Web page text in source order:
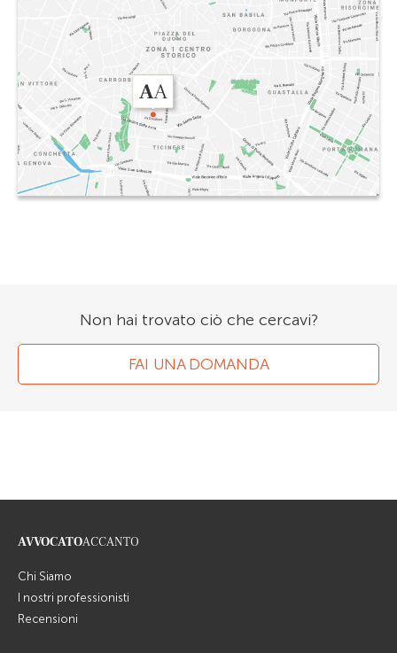
Non hai trovato ciò che cercavi?
FAI UNA DOMANDA
AVVOCATOACCANTO
Chi Siamo
I nostri professionisti
Recensioni